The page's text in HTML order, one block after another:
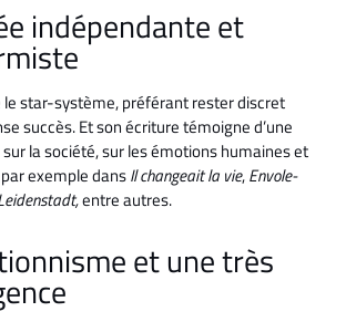
indépendante et
le star-système, préférant rester discret
succès. Et son écriture témoigne d’une
la société, sur les émotions humaines et
exemple dansIl changeait la vie,Envole-
entre autres.
et une très